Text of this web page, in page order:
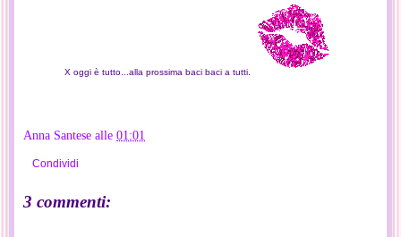
X oggi è tutto...alla prossima baci baci a tutti.
Anna Santese alle 01:01
Condividi
3 commenti: